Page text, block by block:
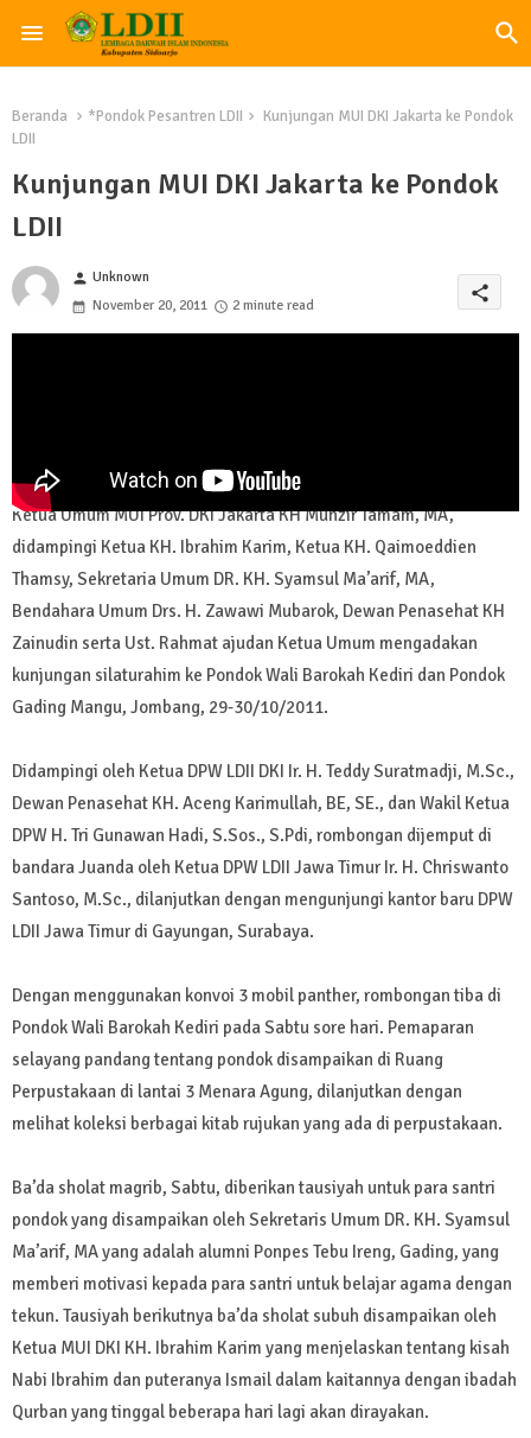
Beranda *Pondok Pesantren LDII
Kunjungan MUI DKI Jakarta ke Pondok
LDII
Kunjungan MUI DKI Jakarta ke Pondok
LDII
person Unknown
November 20, 2011
2 minute read
share
Ketua Umum MUI Prov. DKI Jakarta KH Munzir Tamam, MA,
didampingi Ketua KH. Ibrahim Karim, Ketua KH. Qaimoeddien
Thamsy, Sekretaria Umum DR. KH. Syamsul Ma’arif, MA,
Bendahara Umum Drs. H. Zawawi Mubarok, Dewan Penasehat KH
Zainudin serta Ust. Rahmat ajudan Ketua Umum mengadakan
kunjungan silaturahim ke Pondok Wali Barokah Kediri dan Pondok
Gading Mangu, Jombang, 29-30/10/2011.
Didampingi oleh Ketua DPW LDII DKI Ir. H. Teddy Suratmadji, M.Sc.,
Dewan Penasehat KH. Aceng Karimullah, BE, SE., dan Wakil Ketua
DPW H. Tri Gunawan Hadi, S.Sos., S.Pdi, rombongan dijemput di
bandara Juanda oleh Ketua DPW LDII Jawa Timur Ir. H. Chriswanto
Santoso, M.Sc., dilanjutkan dengan mengunjungi kantor baru DPW
LDII Jawa Timur di Gayungan, Surabaya.
Dengan menggunakan konvoi 3 mobil panther, rombongan tiba di
Pondok Wali Barokah Kediri pada Sabtu sore hari. Pemaparan
selayang pandang tentang pondok disampaikan di Ruang
Perpustakaan di lantai 3 Menara Agung, dilanjutkan dengan
melihat koleksi berbagai kitab rujukan yang ada di perpustakaan.
Ba’da sholat magrib, Sabtu, diberikan tausiyah untuk para santri
pondok yang disampaikan oleh Sekretaris Umum DR. KH. Syamsul
Ma’arif, MA yang adalah alumni Ponpes Tebu Ireng, Gading, yang
memberi motivasi kepada para santri untuk belajar agama dengan
tekun. Tausiyah berikutnya ba’da sholat subuh disampaikan oleh
Ketua MUI DKI KH. Ibrahim Karim yang menjelaskan tentang kisah
Nabi Ibrahim dan puteranya Ismail dalam kaitannya dengan ibadah
Qurban yang tinggal beberapa hari lagi akan dirayakan.